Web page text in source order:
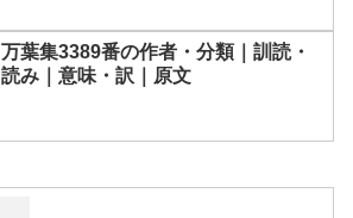
万葉集3389番の作者・分類｜訓読・
読み｜意味・訳｜原文